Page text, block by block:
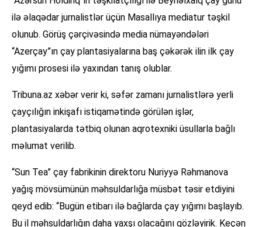
ilə əlaqədar jurnalistlər üçün Masallıya mediatur təşkil
olunub. Görüş çərçivəsində media nümayəndələri
“Azerçay”ın çay plantasiyalarına baş çəkərək ilin ilk çay
yığımı prosesi ilə yaxından tanış olublar.
Tribuna.az xəbər verir ki, səfər zamanı jurnalistlərə yerli
çayçılığın inkişafı istiqamətində görülən işlər,
plantasiyalarda tətbiq olunan aqrotexniki üsullarla bağlı
məlumat verilib.
“Sun Tea” çay fabrikinin direktoru Nuriyyə Rəhmanova
yağış mövsümünün məhsuldarlığa müsbət təsir etdiyini
qeyd edib: “Bugün etibarı ilə bağlarda çay yığımı başlayıb.
Bu il məhsuldarlığın daha yaxşı olacağını gözləyirik. Keçən